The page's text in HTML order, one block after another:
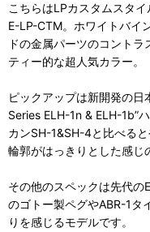
こちらはLPカスタムスタ
E-LP-CTM。ホワイトバイ
ドの金属パーツのコント
ティー的な超人気カラー。
ピックアップは新開発の
Series ELH-1n & ELH-1b”
カンSH-1&SH-4と比べる
輪郭がはっきりとした感じ
その他のスペックは先代
のゴトー製ペグやABR-1タ
りを感じるモデルです。